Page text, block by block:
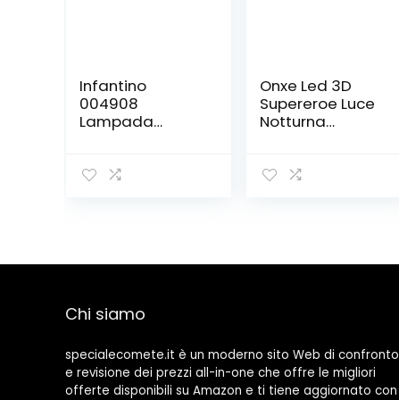
Infantino
004908
Lampada
Onxe Led 3D
Supereroe Luce
Notturna
Dimmerabile
Telecomando
Chi siamo
specialecomete.it è un moderno sito Web di confronto
e revisione dei prezzi all-in-one che offre le migliori
offerte disponibili su Amazon e ti tiene aggiornato con